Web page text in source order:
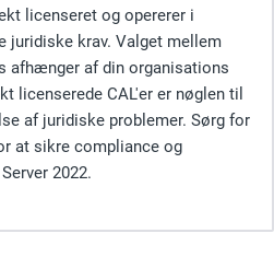
licenseret og opererer i
juridiske krav. Valget mellem
afhænger af din organisations
licenserede CAL'er er nøglen til
af juridiske problemer. Sørg for
at sikre compliance og
2022.